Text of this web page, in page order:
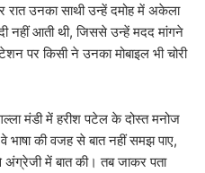
उनका साथी उन्हें दमोह में अकेला
नहीं आती थी, जिससे उन्हें मदद मांगने
पर किसी ने उनका मोबाइल भी चोरी
मंडी में हरीश पटेल के दोस्त मनोज
भाषा की वजह से बात नहीं समझ पाए,
अंग्रेजी में बात की। तब जाकर पता